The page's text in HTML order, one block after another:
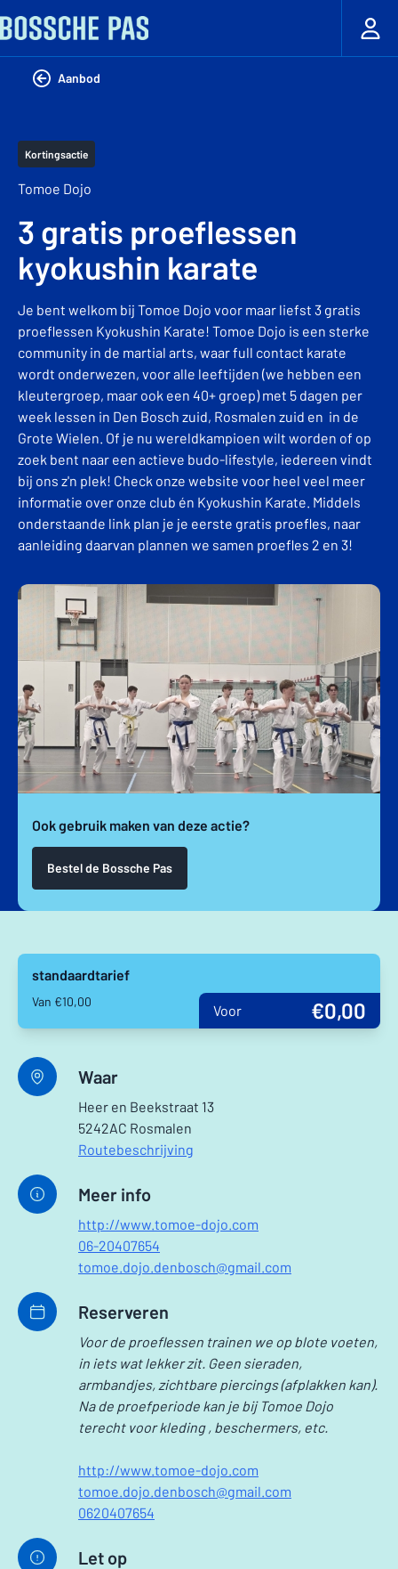
Aanbod
Kortingsactie
Tomoe Dojo
3 gratis proeflessen
kyokushin karate
Je bent welkom bij Tomoe Dojo voor maar liefst 3 gratis
proeflessen Kyokushin Karate! Tomoe Dojo is een sterke
community in de martial arts, waar full contact karate
wordt onderwezen, voor alle leeftijden (we hebben een
kleutergroep, maar ook een 40+ groep) met 5 dagen per
week lessen in Den Bosch zuid, Rosmalen zuid en in de
Grote Wielen. Of je nu wereldkampioen wilt worden of op
zoek bent naar een actieve budo-lifestyle, iedereen vindt
bij ons z'n plek! Check onze website voor heel veel meer
informatie over onze club én Kyokushin Karate. Middels
onderstaande link plan je je eerste gratis proefles, naar
aanleiding daarvan plannen we samen proefles 2 en 3!
Ook gebruik maken van deze actie?
Bestel de Bossche Pas
standaardtarief
Van €10,00
Voor €0,00
Waar
Heer en Beekstraat 13
5242AC Rosmalen
Routebeschrijving
Meer info
http://www.tomoe-dojo.com
06-20407654
tomoe.dojo.denbosch@gmail.com
Reserveren
Voor de proeflessen trainen we op blote voeten,
in iets wat lekker zit. Geen sieraden,
armbandjes, zichtbare piercings (afplakken kan).
Na de proefperiode kan je bij Tomoe Dojo
terecht voor kleding , beschermers, etc.
http://www.tomoe-dojo.com
tomoe.dojo.denbosch@gmail.com
0620407654
Let op